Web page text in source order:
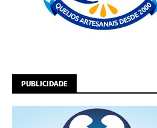
PUBLICIDADE